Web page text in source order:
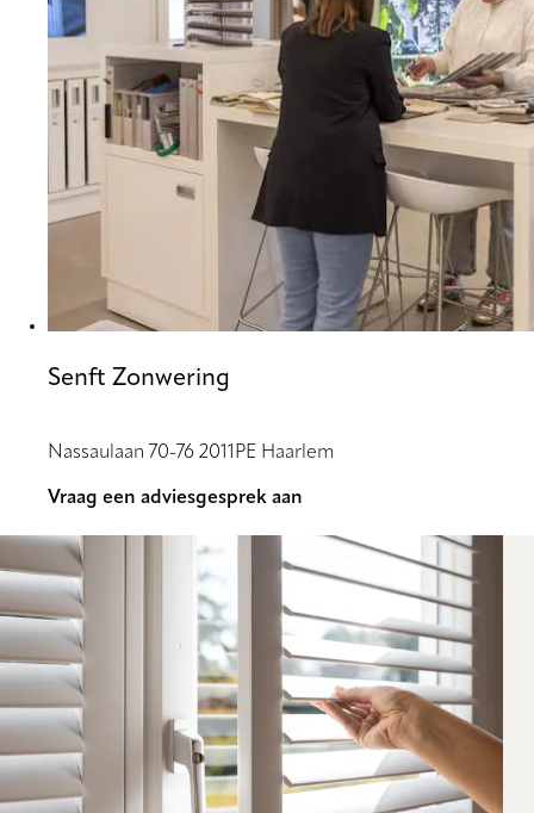
Senft Zonwering
Nassaulaan 70-76 2011PE Haarlem
Vraag een adviesgesprek aan